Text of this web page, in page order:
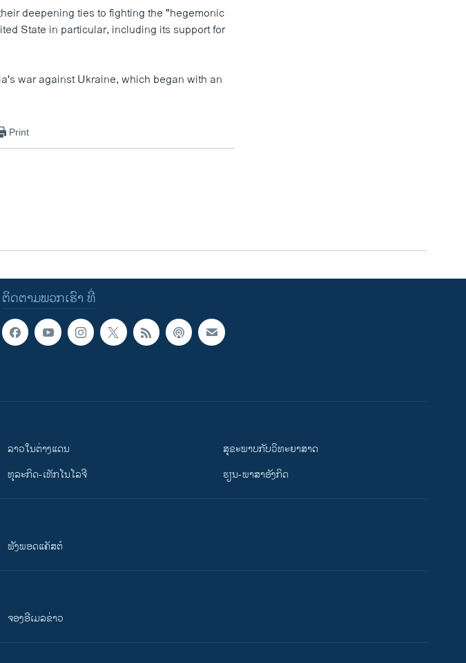
deepening ties to fighting the "hegemonic
State in particular, including its support for
war against Ukraine, which began with an
Print
ຕິດຕາມພວກເຮົາ ທີ່
ລາວໃນຕ່າງແດນ
ທຸລະກິດ-ເທັກໂນໂລຈີ
ສຸຂະພາບກັບວິທະຍາສາດ
ຮຽນ-ພາສາອັງກິດ
ຟັງພອດແຄັສຕ໌
ຈອງອີເມລຂ່າວ